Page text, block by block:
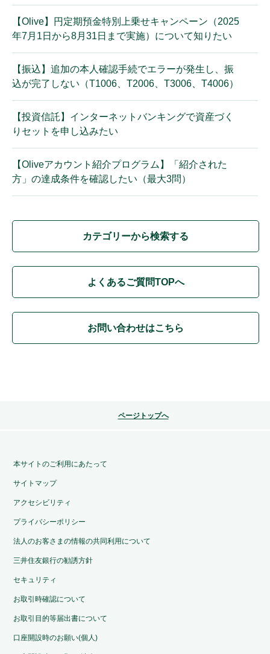
【Olive】円定期預金特別上乗せキャンペーン（2025
年7月1日から8月31日まで実施）について知りたい
【振込】追加の本人確認手続でエラーが発生し、振
込が完了しない（T1006、T2006、T3006、T4006）
【投資信託】インターネットバンキングで資産づく
りセットを申し込みたい
【Oliveアカウント紹介プログラム】「紹介された
方」の達成条件を確認したい（最大3問）
カテゴリーから検索する
よくあるご質問TOPへ
お問い合わせはこちら
ページトップへ
本サイトのご利用にあたって
サイトマップ
アクセシビリティ
プライバシーポリシー
法人のお客さまの情報の共同利用について
三井住友銀行の勧誘方針
セキュリティ
お取引時確認について
お取引目的等届出書について
口座開設時のお願い(個人)